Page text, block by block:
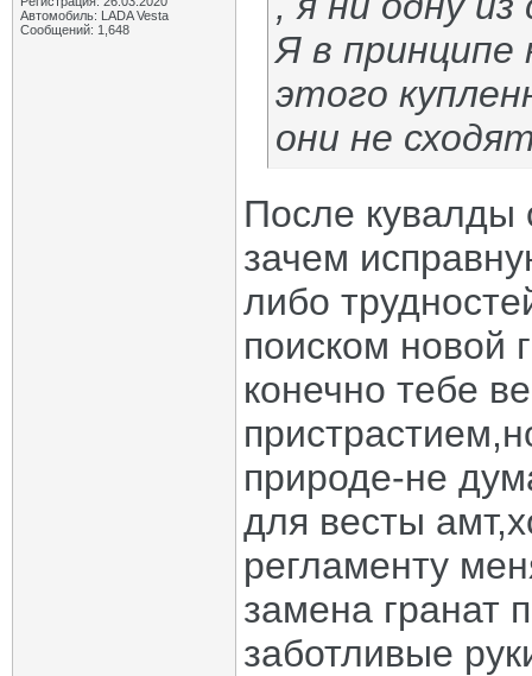
Автомобиль: LADA Vesta
Сообщений: 1,648
Я в принципе
этого
они не
После кувалды
зачем
либо
поиском новой
конечно тебе
природе-не
для весты
регламенту
замена гранат
заботливые